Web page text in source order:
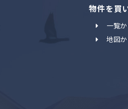
物件を買
一覧
地図